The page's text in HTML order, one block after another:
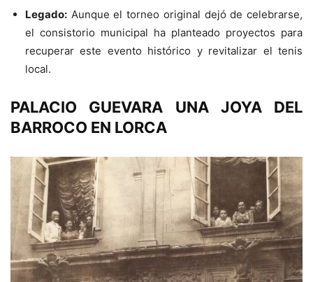
Legado: Aunque el torneo original dejó de celebrarse,
el consistorio municipal ha planteado proyectos para
recuperar este evento histórico y revitalizar el tenis
local.
PALACIO GUEVARA UNA JOYA DEL
BARROCO EN LORCA